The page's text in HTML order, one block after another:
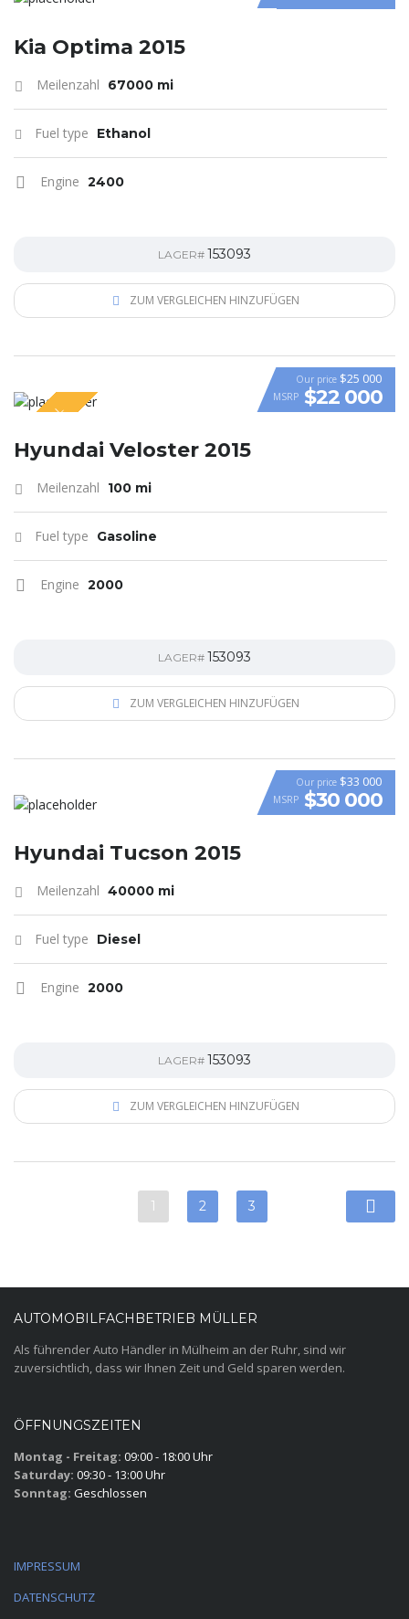
Kia Optima 2015
Meilenzahl 67000 mi
Fuel type Ethanol
Engine 2400
LAGER# 153093
ZUM VERGLEICHEN HINZUFÜGEN
VIDEO
SPECIAL
Our price $25 000
MSRP $22 000
Hyundai Veloster 2015
Meilenzahl 100 mi
Fuel type Gasoline
Engine 2000
LAGER# 153093
ZUM VERGLEICHEN HINZUFÜGEN
VIDEO
Our price $33 000
MSRP $30 000
Hyundai Tucson 2015
Meilenzahl 40000 mi
Fuel type Diesel
Engine 2000
LAGER# 153093
ZUM VERGLEICHEN HINZUFÜGEN
1 2 3
AUTOMOBILFACHBETRIEB MÜLLER
Als führender Auto Händler in Mülheim an der Ruhr, sind wir
zuversichtlich, dass wir Ihnen Zeit und Geld sparen werden.
ÖFFNUNGSZEITEN
Montag - Freitag: 09:00 - 18:00 Uhr
Saturday: 09:30 - 13:00 Uhr
Sonntag: Geschlossen
IMPRESSUM
DATENSCHUTZ